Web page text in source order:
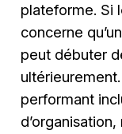
plateforme. Si
concerne
peut débuter
performant